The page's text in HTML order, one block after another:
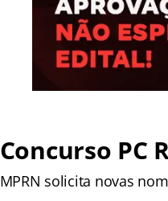
Concurso PC
MPRN solicita novas